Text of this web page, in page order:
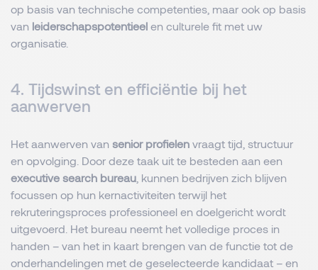
op basis van technische competenties, maar ook op basis
van leiderschapspotentieel en culturele fit met uw
organisatie.
4. Tijdswinst en efficiëntie bij het
aanwerven
Het aanwerven van senior profielen vraagt tijd, structuur
en opvolging. Door deze taak uit te besteden aan een
executive search bureau , kunnen bedrijven zich blijven
focussen op hun kernactiviteiten terwijl het
rekruteringsproces professioneel en doelgericht wordt
uitgevoerd. Het bureau neemt het volledige proces in
handen – van het in kaart brengen van de functie tot de
onderhandelingen met de geselecteerde kandidaat – en